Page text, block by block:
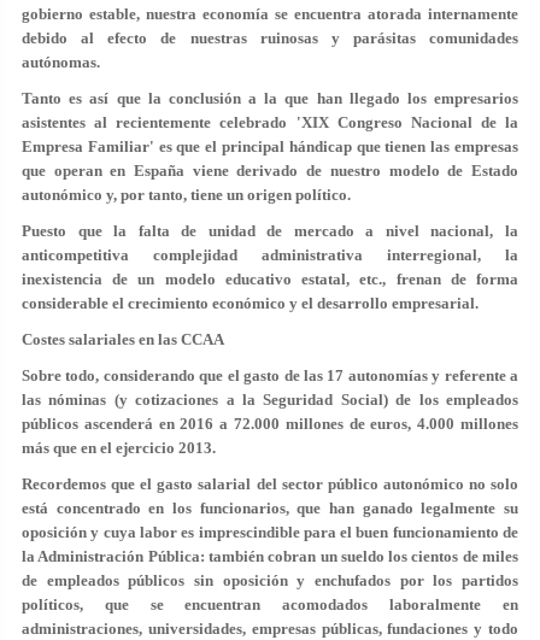
gobierno estable, nuestra economía se encuentra atorada internamente
debido al efecto de nuestras ruinosas y parásitas comunidades
autónomas.
Tanto es así que la conclusión a la que han llegado los empresarios
asistentes al recientemente celebrado 'XIX Congreso Nacional de la
Empresa Familiar' es que el principal hándicap que tienen las empresas
que operan en España viene derivado de nuestro modelo de Estado
autonómico y, por tanto, tiene un origen político.
Puesto que la falta de unidad de mercado a nivel nacional, la
anticompetitiva complejidad administrativa interregional, la
inexistencia de un modelo educativo estatal, etc., frenan de forma
considerable el crecimiento económico y el desarrollo empresarial.
Costes salariales en las CCAA
Sobre todo, considerando que el gasto de las 17 autonomías y referente a
las nóminas (y cotizaciones a la Seguridad Social) de los empleados
públicos ascenderá en 2016 a 72.000 millones de euros, 4.000 millones
más que en el ejercicio 2013.
Recordemos que el gasto salarial del sector público autonómico no solo
está concentrado en los funcionarios, que han ganado legalmente su
oposición y cuya labor es imprescindible para el buen funcionamiento de
la Administración Pública: también cobran un sueldo los cientos de miles
de empleados públicos sin oposición y enchufados por los partidos
políticos, que se encuentran acomodados laboralmente en
administraciones, universidades, empresas públicas, fundaciones y todo